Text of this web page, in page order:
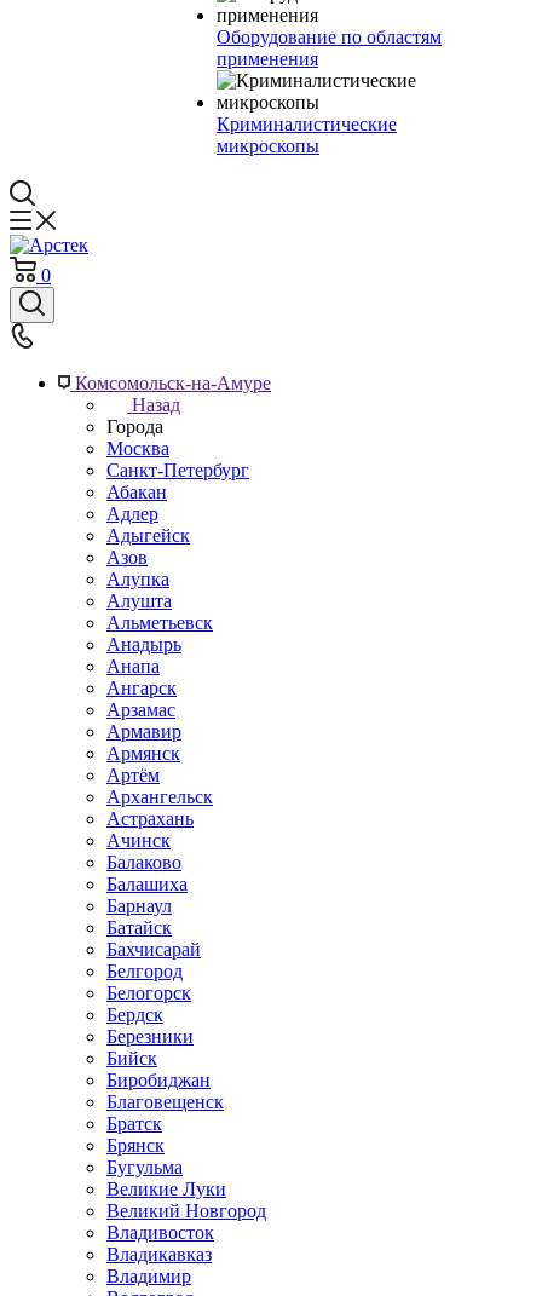
Оборудование по областям
применения
Криминалистические
микроскопы
0
Комсомольск-на-Амуре
Назад
Города
Москва
Санкт-Петербург
Абакан
Адлер
Адыгейск
Азов
Алупка
Алушта
Альметьевск
Анадырь
Анапа
Ангарск
Арзамас
Армавир
Армянск
Артём
Архангельск
Астрахань
Ачинск
Балаково
Балашиха
Барнаул
Батайск
Бахчисарай
Белгород
Белогорск
Бердск
Березники
Бийск
Биробиджан
Благовещенск
Братск
Брянск
Бугульма
Великие Луки
Великий Новгород
Владивосток
Владикавказ
Владимир